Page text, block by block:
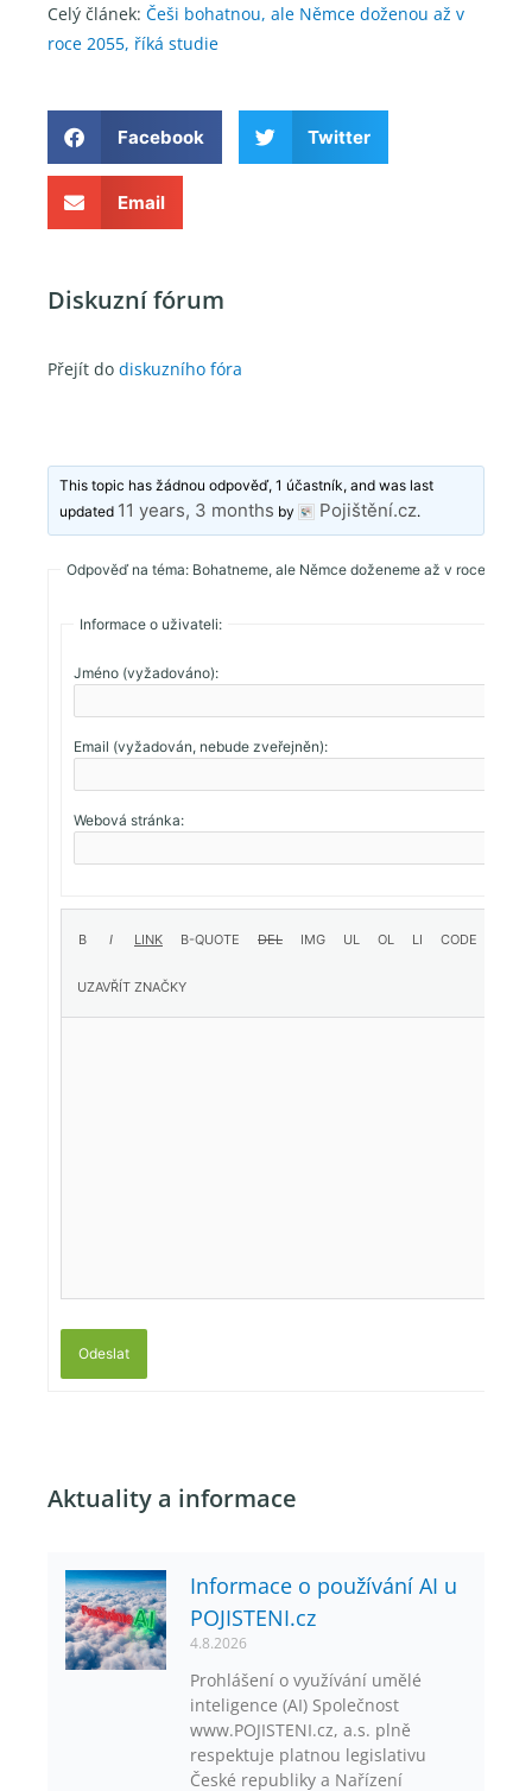
Celý článek: Češi bohatnou, ale Němce doženou až v
roce 2055, říká studie
Facebook Twitter
Email
Diskuzní fórum
Přejít do diskuzního fóra
This topic has žádnou odpověď, 1 účastník, and was last
updated 11 years, 3 months by Pojištění.cz.
Odpověď na téma: Bohatneme, ale Němce doženeme až v roce 2055
Informace o uživateli:
Jméno (vyžadováno):
Email (vyžadován, nebude zveřejněn):
Webová stránka:
Odeslat
Aktuality a informace
Informace o používání AI u
POJISTENI.cz
4.8.2026
Prohlášení o využívání umělé
inteligence (AI) Společnost
www.POJISTENI.cz, a.s. plně
respektuje platnou legislativu
České republiky a Nařízení